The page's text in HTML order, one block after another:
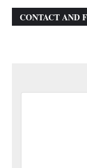
CONTACT AND